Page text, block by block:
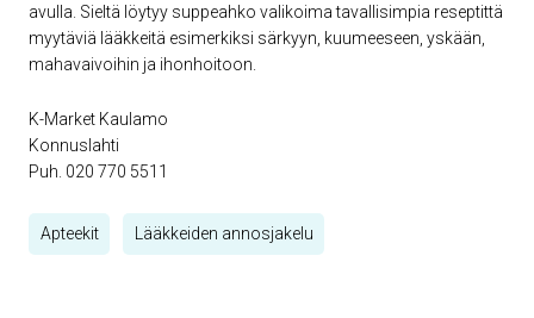
avulla. Sieltä löytyy suppeahko valikoima tavallisimpia reseptittä
myytäviä lääkkeitä esimerkiksi särkyyn, kuumeeseen, yskään,
mahavaivoihin ja ihonhoitoon.
K-Market Kaulamo
Konnuslahti
Puh. 020 770 5511
Apteekit Lääkkeiden annosjakelu